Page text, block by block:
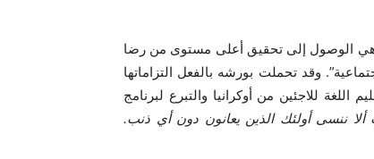
هي الوصول إلى تحقيق أعلى مستوى من رضا
وقد تحملت بورشه بالفعل التزاماتها
اللغة للاجئين من أوكرانيا والتبرع لبرنامج
ألا ننسى أولئك الذين يعانون دون أي ذنب.